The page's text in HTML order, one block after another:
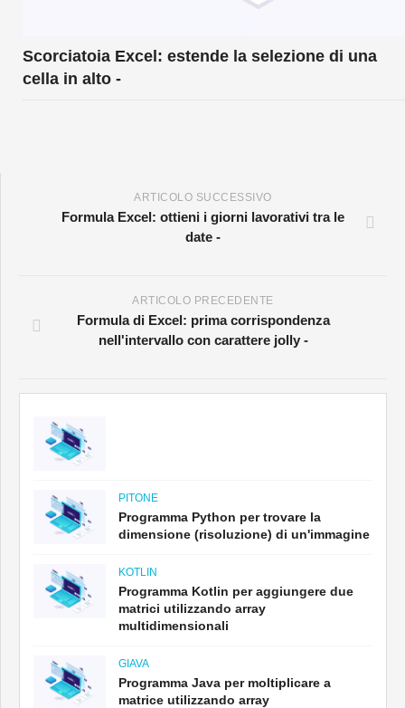
Scorciatoia Excel: estende la selezione di una
cella in alto -
ARTICOLO SUCCESSIVO
Formula Excel: ottieni i giorni lavorativi tra le
date -
ARTICOLO PRECEDENTE
Formula di Excel: prima corrispondenza
nell'intervallo con carattere jolly -
PITONE
Programma Python per trovare la
dimensione (risoluzione) di un'immagine
KOTLIN
Programma Kotlin per aggiungere due
matrici utilizzando array
multidimensionali
GIAVA
Programma Java per moltiplicare a
matrice utilizzando array